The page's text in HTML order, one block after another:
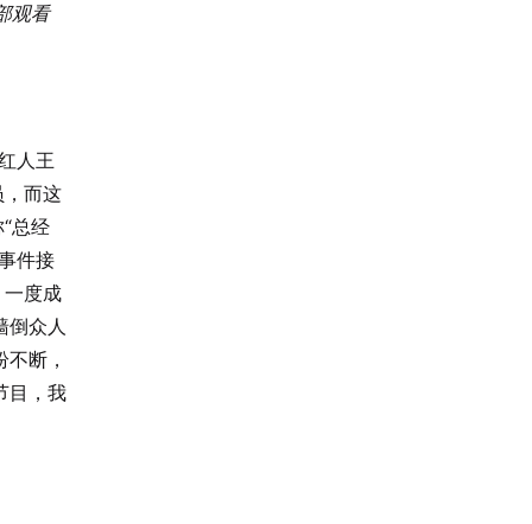
观看
人王
，而这
总经
件接
一度成
倒众人
断，
目，我